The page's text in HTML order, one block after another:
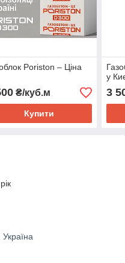
Poriston – Ціна
₴/куб.м
Купити
у
3
Україна